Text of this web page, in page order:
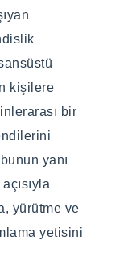
kişilere
bir
yanı
yürütme ve
yetisini
and
and
the
that